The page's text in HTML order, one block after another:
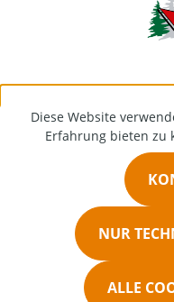
Diese Website
Erfahrung bieten zu
NUR
ALLE